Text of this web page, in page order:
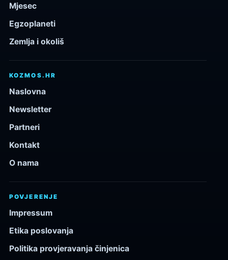
Mjesec
Egzoplaneti
Zemlja i okoliš
KOZMOS.HR
Naslovna
Newsletter
Partneri
Kontakt
O nama
POVJERENJE
Impressum
Etika poslovanja
Politika provjeravanja činjenica